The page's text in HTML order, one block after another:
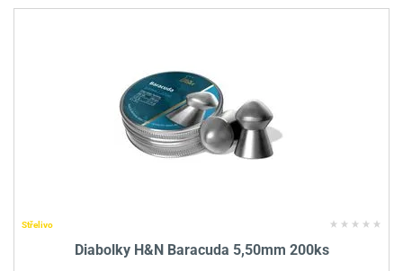
Střelivo
Diabolky H&N Baracuda 5,50mm 200ks